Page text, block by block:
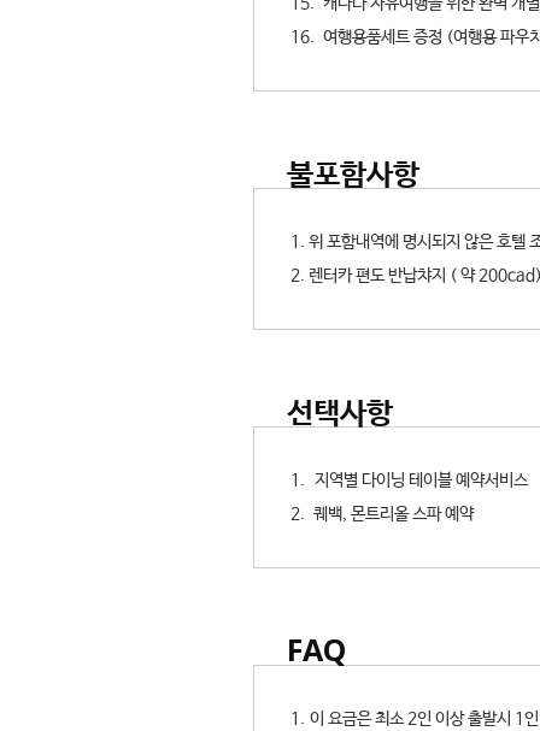
16. 여행용품세트 증정 (여행용 파우
불포함사항
1. 위 포함내역에 명시되지 않은 호텔
2. 렌터카 편도 반납챠지 ( 약
선택사항
1. 지역별 다이닝 테이블 예약서비스
2. 퀘백, 몬트리올 스파 예약
FAQ
1. 이 요금은 최소 2인 이상 출발시 1